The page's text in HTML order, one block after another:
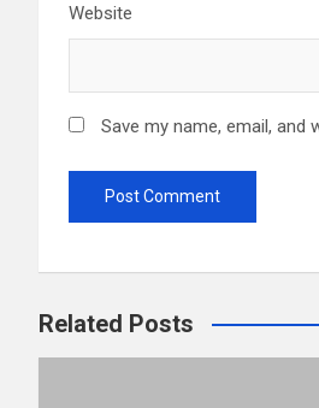
Website
Save my name, email,
Related Posts